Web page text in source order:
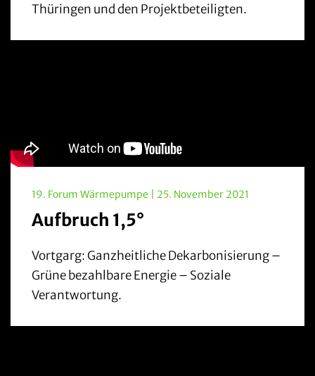
Thüringen und den Projektbeteiligten.
19. Forum Wärmepumpe | 25. November 2021
Aufbruch 1,5°
Vortgarg: Ganzheitliche Dekarbonisierung –
Grüne bezahlbare Energie – Soziale
Verantwortung.